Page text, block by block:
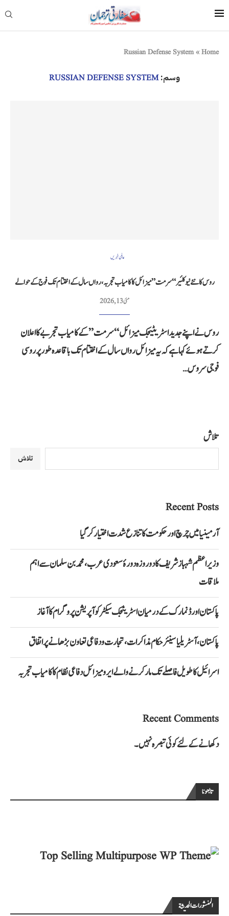
Home
»
Russian Defense System
وسم:RUSSIAN DEFENSE SYSTEM
عالمی خبریں
روس کا نئے نیوکلئیر“سرمت” میزائل کا کامیاب تجربہ، رواں سال کے اختتام تک فوج کے حوالے
مئی 13, 2026
روس نے اپنے جدید اسٹریٹیجک میزائل “سرمت” کے کامیاب تجربے کا اعلان
کرتے ہوئے کہا ہے کہ یہ میزائل رواں سال کے اختتام تک باقاعدہ طور پر روسی
فوجی سروس…
تلاش
تلاش
Recent Posts
آرمینیا میں چرچ اور حکومت کا تنازع شدت اختیار کر گیا
وزیراعظم شہباز شریف کا دو روزہ دورۂ سعودی عرب، محمد بن سلمان سے اہم
ملاقات
پاکستان اور ڈنمارک کے درمیان اسٹریٹجک سیکٹر کوآپریشن پروگرام کا آغاز
پاکستان، آسٹریلیا سینئر حکام مذاکرات، تجارت و دفاعی تعاون بڑھانے پر اتفاق
اسرائیل کا طویل فاصلے تک مار کرنے والے ایرو میزائل دفاعی نظام کا کامیاب تجربہ
Recent Comments
دکھانے کے لئے کوئی تبصرہ نہیں۔
تابعونا
المنشورات الحديثة